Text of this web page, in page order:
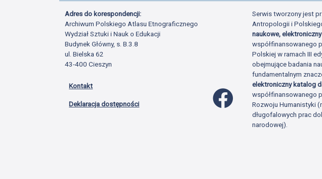
Adres do korespondencji:
Archiwum Polskiego Atlasu Etnograficznego
Wydział Sztuki i Nauk o Edukacji
Budynek Główny, s. B.3.8
ul. Bielska 62
43-400 Cieszyn
Kontakt
Deklaracja dostępności
Profil Facebook
Serwis tworzony jest
Antropologii i
naukowe,
współfinansowanego
Polskiej w ramach III
obejmujące badania
fundamentalnym
elektroniczny katalog
współfinansowanego
Rozwoju Humanistyki
długofalowych prac
narodowej).